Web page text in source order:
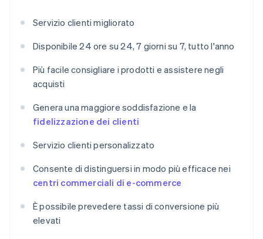
Servizio clienti migliorato
Disponibile 24 ore su 24, 7 giorni su 7, tutto l'anno
Più facile consigliare i prodotti e assistere negli
acquisti
Genera una maggiore soddisfazione e la
fidelizzazione dei clienti
Servizio clienti personalizzato
Consente di distinguersi in modo più efficace nei
centri commerciali di e-commerce
È possibile prevedere tassi di conversione più
elevati